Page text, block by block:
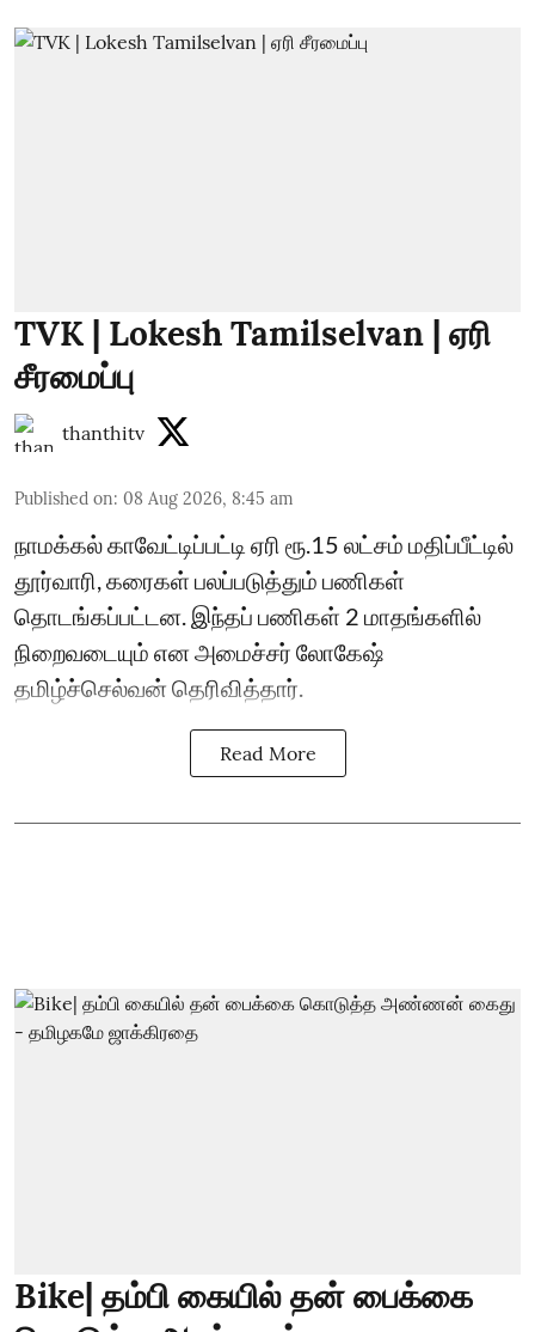
TVK | Lokesh Tamilselvan | ஏரி
சீரமைப்பு
thanthitv
Published on: 08 Aug 2026, 8:45 am
நாமக்கல் காவேட்டிப்பட்டி ஏரி ரூ.15 லட்சம் மதிப்பீட்டில்
தூர்வாரி, கரைகள் பலப்படுத்தும் பணிகள்
தொடங்கப்பட்டன. இந்தப் பணிகள் 2 மாதங்களில்
நிறைவடையும் என அமைச்சர் லோகேஷ்
தமிழ்ச்செல்வன் தெரிவித்தார்.
Read More
Bike| தம்பி கையில் தன் பைக்கை